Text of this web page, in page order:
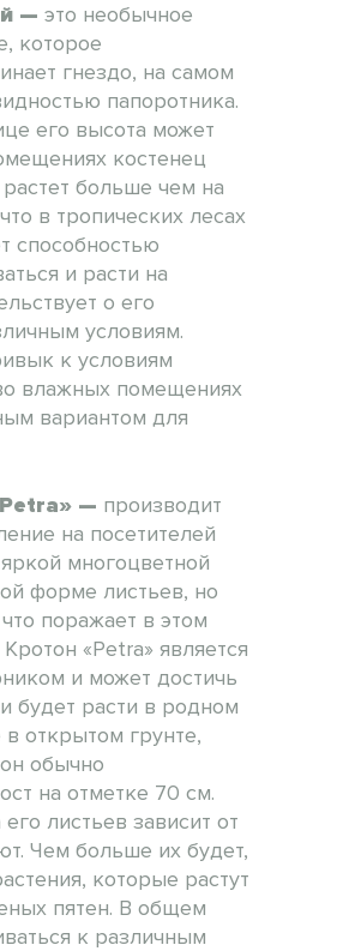
— это необычное
которое
гнездо, на самом
папоротника.
его высота может
костенец
больше чем на
в тропических лесах
способностью
и расти на
о его
условиям.
к условиям
влажных помещениях
вариантом для
— производит
на посетителей
многоцветной
форме листьев, но
поражает в этом
«Petra» является
и может достичь
будет расти в родном
открытом грунте,
обычно
на отметке 70 см.
листьев зависит от
Чем больше их будет,
которые растут
пятен. В общем
к различным